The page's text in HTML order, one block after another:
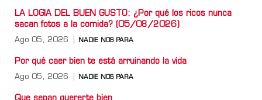
LA LOGIA DEL BUEN GUSTO: ¿Por qué los ricos nunca
sacan fotos a la comida? (05/08/2026)
Ago 05, 2026 NADIE NOS PARA
Por qué caer bien te está arruinando la vida
Ago 05, 2026 NADIE NOS PARA